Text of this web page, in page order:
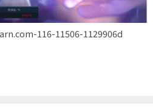
116-11506-1129906d